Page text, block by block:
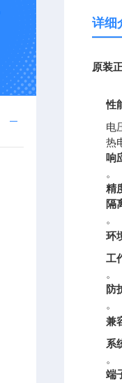
详细
原装
性
电
热
响
。
精
隔
。
环
工
。
防
。
兼
系
。
端